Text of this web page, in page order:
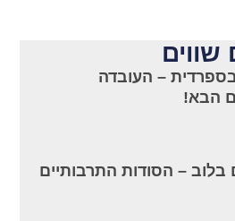
שווים
– העובדה
הבא!
– הסודות התרבותיים